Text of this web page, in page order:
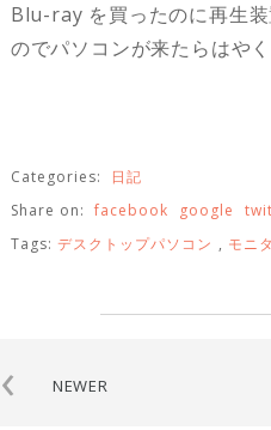
Blu-ray を買ったのに再生
のでパソコンが来たらはやく
Categories:
日記
Share on: facebook google
Tags: デスクトップパソコン , モニタ
‹ NEWER